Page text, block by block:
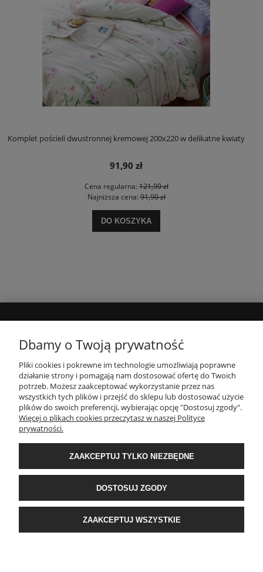
Komplet pościeli dwustronnej kremowej 200x220 w delikatne kwiaty
91,90 zł
Cena regularna:121,90 zł
Najniższa cena:91,90 zł
DO KOSZYKA
INFORMACJE
PŁATNOŚCI I DOSTAWA
O NAS
POPULARNE KATEGORIE
Krakowska 201, 34-124 Klecza Dolna, woj. małopolskie | e-mail:
ekomax.pl| telefon:507 086 377
Dbamy o Twoją prywatność
Pliki cookies i pokrewne im technologie umożliwiają poprawne
działanie strony i pomagają nam dostosować ofertę do Twoich
potrzeb. Możesz zaakceptować wykorzystanie przez nas
wszystkich tych plików i przejść do sklepu lub dostosować użycie
plików do swoich preferencji, wybierając opcję "Dostosuj zgody".
Więcej o plikach cookies przeczytasz w naszej Polityce
prywatności.
ZAAKCEPTUJ TYLKO NIEZBĘDNE
DOSTOSUJ ZGODY
ZAAKCEPTUJ WSZYSTKIE